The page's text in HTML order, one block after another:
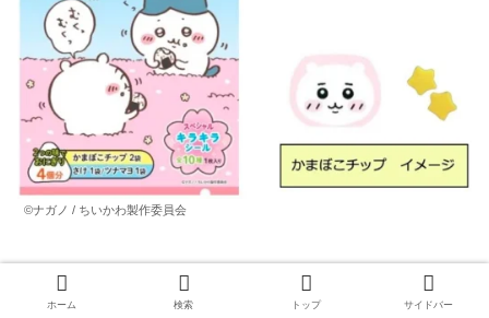
©ナガノ / ちいかわ製作委員会
丸美屋オリジナル「スペシャルキラキラシール」（全10
ホーム 検索 トップ サイドバー